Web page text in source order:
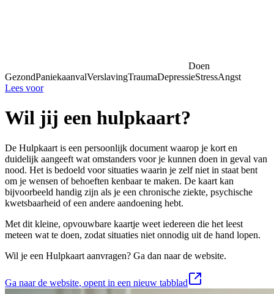
Doen
GezondPaniekaanvalVerslavingTraumaDepressieStressAngst
Lees voor
Wil jij een hulpkaart?
De Hulpkaart is een persoonlijk document waarop je kort en
duidelijk aangeeft wat omstanders voor je kunnen doen in geval van
nood. Het is bedoeld voor situaties waarin je zelf niet in staat bent
om je wensen of behoeften kenbaar te maken. De kaart kan
bijvoorbeeld handig zijn als je een chronische ziekte, psychische
kwetsbaarheid of een andere aandoening hebt.
Met dit kleine, opvouwbare kaartje weet iedereen die het leest
meteen wat te doen, zodat situaties niet onnodig uit de hand lopen.
Wil je een Hulpkaart aanvragen? Ga dan naar de website.
Ga naar de website, opent in een nieuw tabblad